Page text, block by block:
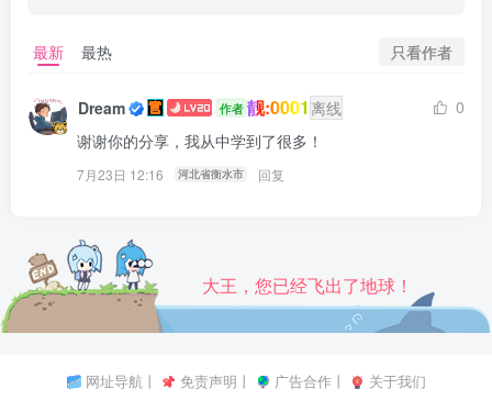
最新 最热 只看作者
Dream 作者 靓:0001 离线
0
谢谢你的分享，我从中学到了很多！
7月23日 12:16 河北省衡水市 回复
大王，您已经飞出了地球！
网址导航丨 免责声明 丨 广告合作丨 关于我们